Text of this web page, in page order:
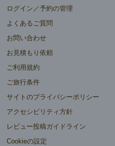
ログイン／予約の管理
よくあるご質問
お問い合わせ
お見積もり依頼
ご利用規約
ご旅行条件
サイトのプライバシーポリシー
アクセシビリティ方針
レビュー投稿ガイドライン
Cookieの設定